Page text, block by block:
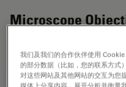
Microscope
索取报价
我们及我们的合作伙伴使用
的部分数据（比如，您的联系方式
对这些网站及其他网站的交互为您